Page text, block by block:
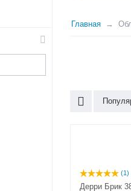
Главная
(1)
Дерри Брик